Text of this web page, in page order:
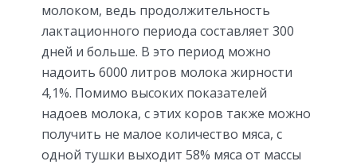
молоком, ведь продолжительность
лактационного периода составляет 300
дней и больше. В это период можно
надоить 6000 литров молока жирности
4,1%. Помимо высоких показателей
надоев молока, с этих коров также можно
получить не малое количество мяса, с
одной тушки выходит 58% мяса от массы